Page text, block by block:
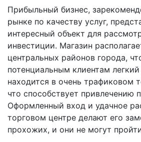
Прибыльный бизнес,
рынке по качеству услуг,
интересный объект для
инвестиции. Магазин
центральных районов города,
потенциальным клиентам
находится в очень трафиковом
что способствует привлечению
Оформленный вход и удачное
торговом центре делают его
прохожих, и они не могут